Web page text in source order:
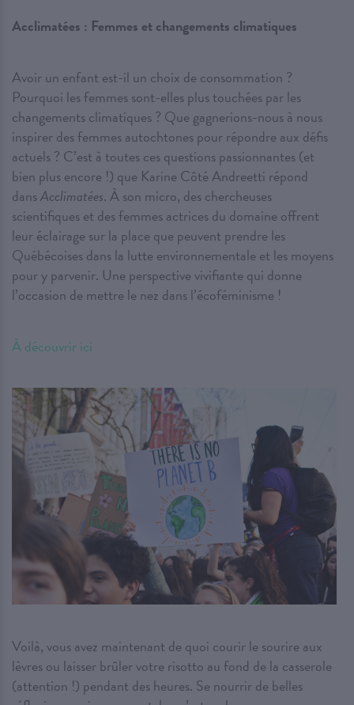
Acclimatées : Femmes et changements climatiques
Avoir un enfant est-il un choix de consommation ?
Pourquoi les femmes sont-elles plus touchées par les
changements climatiques ? Que gagnerions-nous à nous
inspirer des femmes autochtones pour répondre aux défis
actuels ? C’est à toutes ces questions passionnantes (et
bien plus encore !) que Karine Côté Andreetti répond
dansAcclimatées. À son micro, des chercheuses
scientifiques et des femmes actrices du domaine offrent
leur éclairage sur la place que peuvent prendre les
Québécoises dans la lutte environnementale et les moyens
pour y parvenir. Une perspective vivifiante qui donne
l’occasion de mettre le nez dans l’écoféminisme !
À découvrir ici
Voilà, vous avez maintenant de quoi courir le sourire aux
lèvres ou laisser brûler votre risotto au fond de la casserole
(attention !) pendant des heures. Se nourrir de belles